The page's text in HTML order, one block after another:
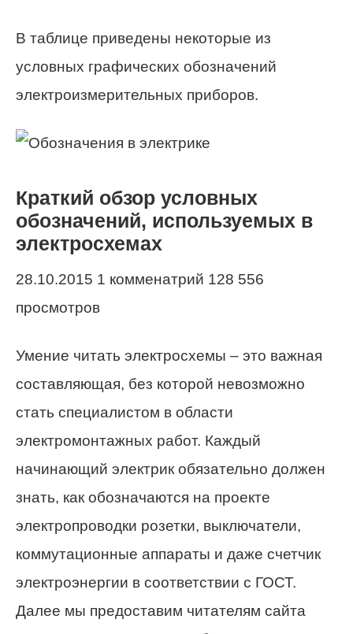
В таблице приведены некоторые из
условных графических обозначений
электроизмерительных приборов.
Краткий обзор условных
обозначений, используемых в
электросхемах
28.10.2015 1 комменатрий 128 556
просмотров
Умение читать электросхемы – это важная
составляющая, без которой невозможно
стать специалистом в области
электромонтажных работ. Каждый
начинающий электрик обязательно должен
знать, как обозначаются на проекте
электропроводки розетки, выключатели,
коммутационные аппараты и даже счетчик
электроэнергии в соответствии с ГОСТ.
Далее мы предоставим читателям сайта